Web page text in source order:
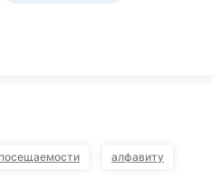
посещаемости алфавиту